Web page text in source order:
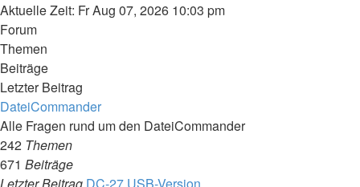
Aktuelle Zeit: Fr Aug 07, 2026 10:03 pm
Forum
Themen
Beiträge
Letzter Beitrag
DateiCommander
Alle Fragen rund um den DateiCommander
242 Themen
671 Beiträge